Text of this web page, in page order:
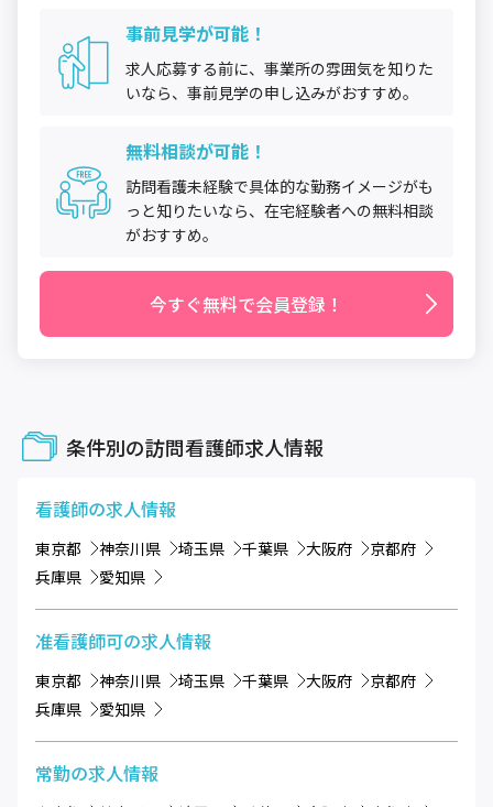
事前見学が可能！
求人応募する前に、事業所の雰囲気を知りた
いなら、事前見学の申し込みがおすすめ。
無料相談が可能！
訪問看護未経験で具体的な勤務イメージがも
っと知りたいなら、在宅経験者への無料相談
がおすすめ。
今すぐ無料で会員登録！
条件別の訪問看護師求人情報
看護師の求人情報
東京都 神奈川県 埼玉県 千葉県 大阪府
京都府
兵庫県
愛知県
准看護師可の求人情報
東京都 神奈川県 埼玉県 千葉県 大阪府
京都府
兵庫県
愛知県
常勤の求人情報